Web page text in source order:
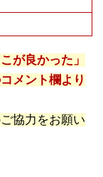
が良かった」
メント欄より
協力をお願い